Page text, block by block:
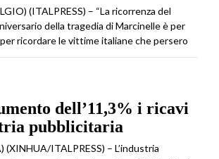
(ITALPRESS) – “La ricorrenza del
della tragedia di Marcinelle è per
ricordare le vittime italiane che persero
dell’11,3% i ricavi
pubblicitaria
(XINHUA/ITALPRESS) – L’industria